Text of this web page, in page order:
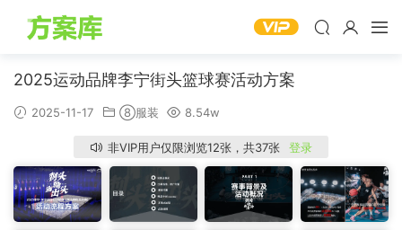
2025运动品牌李宁街头篮球赛活动方案
2025-11-17 ⑧服装 8.54w
非VIP用户仅限浏览12张，共37张 登录